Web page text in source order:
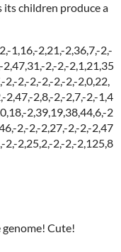
its children produce a
1,16,-2,21,-2,36,7,-2,-
2,47,31,-2,-2,-2,1,21,35
2,-2,-2,-2,-2,-2,-2,0,22,
2,47,-2,8,-2,-2,7,-2,-1,4
2,39,19,38,44,6,-2
2,-2,-2,27,-2,-2,-2,47
2,-2,25,2,-2,-2,-2,125,8
Cute!